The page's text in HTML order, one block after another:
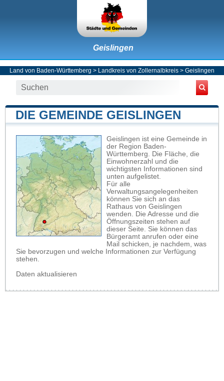
Geislingen
Land von Baden-Württemberg > Landkreis von Zollernalbkreis > Geislingen
DIE GEMEINDE GEISLINGEN
Geislingen ist eine Gemeinde in
der Region Baden-
Württemberg. Die Fläche, die
Einwohnerzahl und die
wichtigsten Informationen sind
unten aufgelistet.
Für alle
Verwaltungsangelegenheiten
können Sie sich an das
Rathaus von Geislingen
wenden. Die Adresse und die
Öffnungszeiten stehen auf
dieser Seite. Sie können das
Bürgeramt anrufen oder eine
Mail schicken, je nachdem, was
Sie bevorzugen und welche Informationen zur Verfügung
stehen.
Daten aktualisieren